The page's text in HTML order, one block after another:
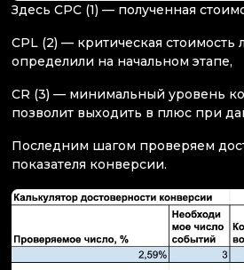
Здесь СPC (1) — полученная
CPL (2) — критическая стоимость
определили на начальном этапе,
CR (3) — минимальный уровень
позволит выходить в плюс при
Последним шагом проверяем
показателя конверсии.